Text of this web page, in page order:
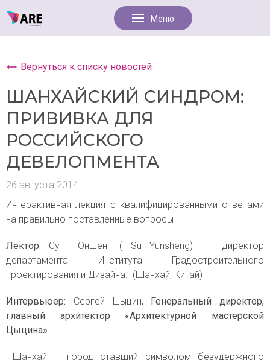
Вернуться к списку новостей
ШАНХАЙСКИЙ СИНДРОМ:
ПРИВИВКА ДЛЯ
РОССИЙСКОГО
ДЕВЕЛОПМЕНТА
26 августа 2014
Интерактивная лекция с квалифицированными ответами
на правильно поставленные вопросы
Лектор: Су Юншенг ( Su Yunsheng) – директор
департамента Института Градостроительного
проектирования и Дизайна. (Шанхай, Китай)
Интервьюер: Сергей Цыцин, Генеральный директор,
главный архитектор «Архитектурной мастерской
Цыцина»
Шанхай – город ставший символом безудержного